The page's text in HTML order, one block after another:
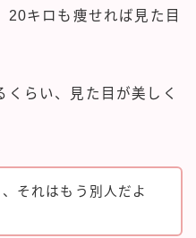
20キロも痩せれば見た目
らい、見た目が美しく
それはもう別人だよ